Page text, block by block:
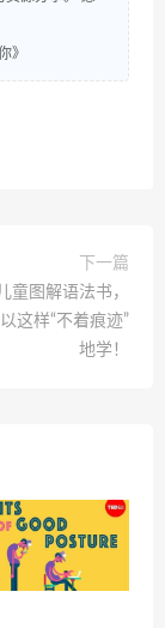
》
下一篇
童图解语法书，
这样“不着痕迹”
地学！